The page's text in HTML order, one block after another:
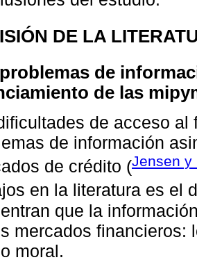
DE LA
de
de las
de acceso
de información
de crédito (Jensen y
en la literatura es el
que la
mercados financieros:
moral.